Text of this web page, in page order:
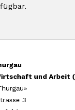
und Arbeit
3